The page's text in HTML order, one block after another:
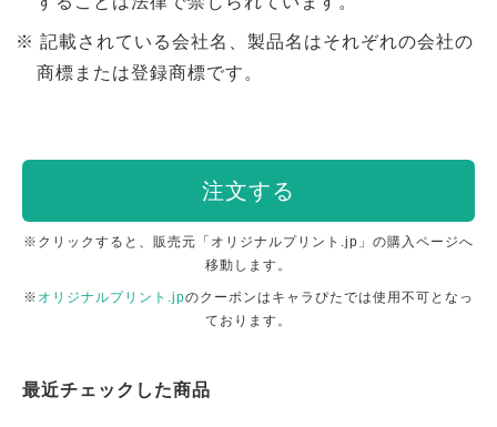
記載されている会社名、製品名はそれぞれの会社の
商標または登録商標です。
注文する
※クリックすると、販売元「オリジナルプリント.jp」の購入ページへ
移動します。
※ オリジナルプリント.jpのクーポンはキャラぴたでは使用不可となっ
ております。
最近チェックした商品